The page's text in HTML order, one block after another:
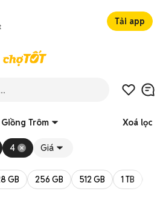
Tải app
Trôm Xoá lọc
4 Giá
GB 256 GB 512 GB 1 TB